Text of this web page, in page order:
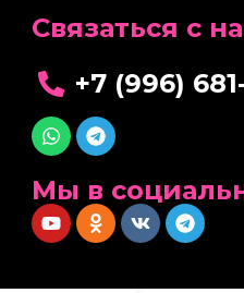
Cвязаться с
+7 (996)
Мы в